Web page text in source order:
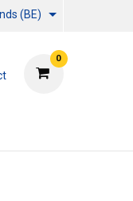
(BE)
0